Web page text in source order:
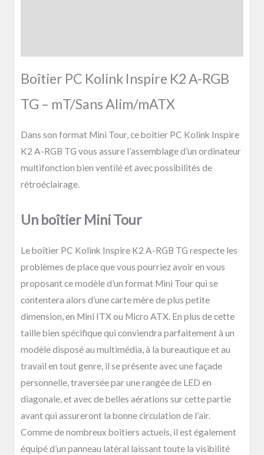
Boîtier PC Kolink Inspire K2 A-RGB
TG – mT/Sans Alim/mATX
Dans son format Mini Tour, ce boîtier PC Kolink Inspire
K2 A-RGB TG vous assure l’assemblage d’un ordinateur
multifonction bien ventilé et avec possibilités de
rétroéclairage.
Un boîtier Mini Tour
Le boîtier PC Kolink Inspire K2 A-RGB TG respecte les
problèmes de place que vous pourriez avoir en vous
proposant ce modèle d’un format Mini Tour qui se
contentera alors d’unecarte mèrede plus petite
dimension, en Mini ITX ou Micro ATX. En plus de cette
taille bien spécifique qui conviendra parfaitement à un
modèle disposé au multimédia, à la bureautique et au
travail en tout genre, il se présente avec une façade
personnelle, traversée par une rangée de LED en
diagonale, et avec de belles aérations sur cette partie
avant qui assureront la bonne circulation de l’air.
Comme de nombreux boîtiers actuels, il est également
équipé d’un panneau latéral laissant toute la visibilité